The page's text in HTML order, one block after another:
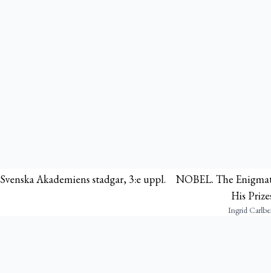
Svenska Akademiens stadgar, 3:e uppl.
NOBEL. The
His
Ingrid